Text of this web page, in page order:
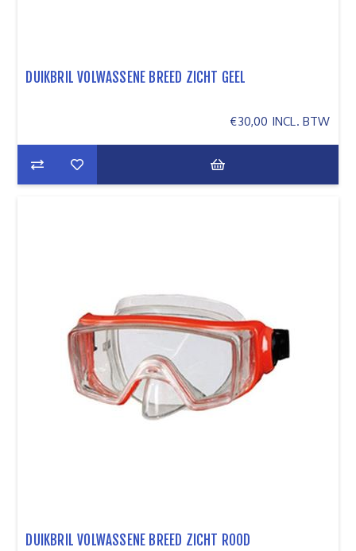
DUIKBRIL VOLWASSENE BREED ZICHT GEEL
€30,00 INCL. BTW
DUIKBRIL VOLWASSENE BREED ZICHT ROOD